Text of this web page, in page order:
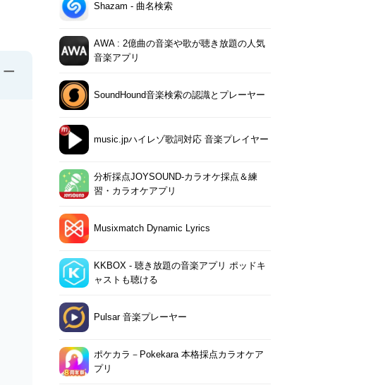
−
Shazam - 曲名検索
AWA : 2億曲の音楽や歌が聴き放題の人気
音楽アプリ
SoundHound音楽検索の認識とプレーヤー
music.jpハイレゾ歌詞対応 音楽プレイヤー
分析採点JOYSOUND-カラオケ採点＆練
習・カラオケアプリ
Musixmatch Dynamic Lyrics
KKBOX - 聴き放題の音楽アプリ ポッドキ
ャストも聴ける
Pulsar 音楽プレーヤー
ポケカラ－Pokekara 本格採点カラオケア
プリ